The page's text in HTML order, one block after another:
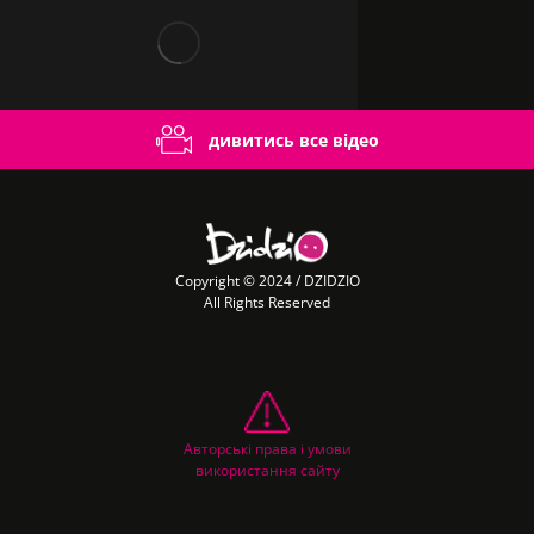
дивитись все відео
Copyright © 2024 / DZIDZIO
All Rights Reserved
Авторські права і умови
використання сайту